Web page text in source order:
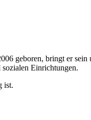
geboren, bringt er sein
Einrichtungen.
ist.